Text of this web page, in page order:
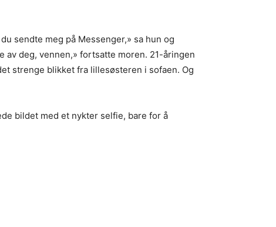
sendte meg på Messenger,» sa hun og
deg, vennen,» fortsatte moren. 21-åringen
strenge blikket fra lillesøsteren i sofaen. Og
bildet med et nykter selfie, bare for å